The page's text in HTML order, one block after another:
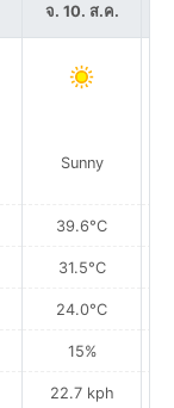
จ. 10. ส.ค.
Sunny
39.6°C
31.5°C
24.0°C
15%
22.7 kph